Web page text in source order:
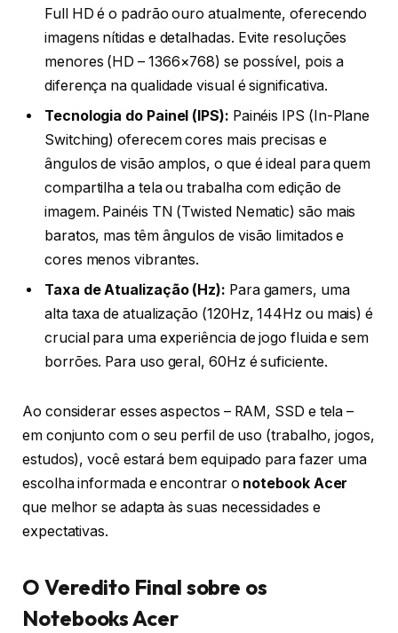
Full HD é o padrão ouro atualmente, oferecendo
imagens nítidas e detalhadas. Evite resoluções
menores (HD – 1366×768) se possível, pois a
diferença na qualidade visual é significativa.
Tecnologia do Painel (IPS): Painéis IPS (In-Plane
Switching) oferecem cores mais precisas e
ângulos de visão amplos, o que é ideal para quem
compartilha a tela ou trabalha com edição de
imagem. Painéis TN (Twisted Nematic) são mais
baratos, mas têm ângulos de visão limitados e
cores menos vibrantes.
Taxa de Atualização (Hz): Para gamers, uma
alta taxa de atualização (120Hz, 144Hz ou mais) é
crucial para uma experiência de jogo fluida e sem
borrões. Para uso geral, 60Hz é suficiente.
Ao considerar esses aspectos – RAM, SSD e tela –
em conjunto com o seu perfil de uso (trabalho, jogos,
estudos), você estará bem equipado para fazer uma
escolha informada e encontrar o notebook Acer
que melhor se adapta às suas necessidades e
expectativas.
O Veredito Final sobre os
Notebooks Acer